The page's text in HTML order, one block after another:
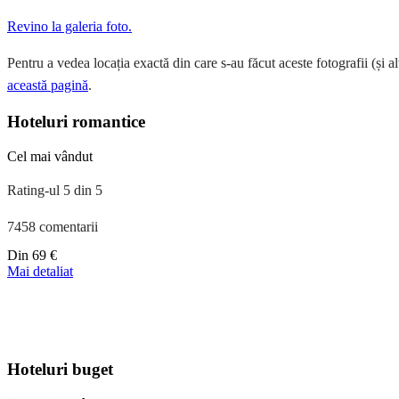
Revino la galeria foto.
Pentru a vedea locația exactă din care s-au făcut aceste fotografii (și
această pagină.
Hoteluri romantice
Cel mai vândut
Rating-ul 5 din 5
7458 comentarii
Preț
începând
Din 69 €
Mai detaliat
Hoteluri buget